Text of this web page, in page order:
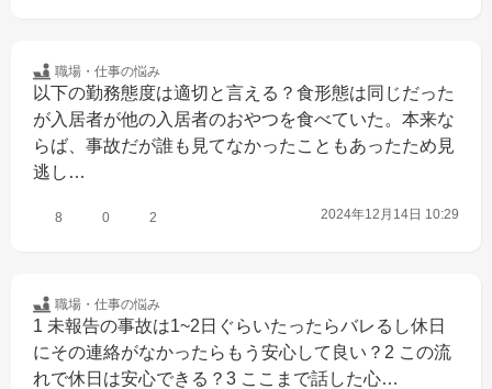
職場・仕事の悩み
以下の勤務態度は適切と言える？食形態は同じだった
が入居者が他の入居者のおやつを食べていた。本来な
らば、事故だが誰も見てなかったこともあったため見
逃し…
8 0 2 2024年12月14日 10:29
職場・仕事の悩み
1 未報告の事故は1~2日ぐらいたったらバレるし休日
にその連絡がなかったらもう安心して良い？2 この流
れで休日は安心できる？3 ここまで話した心…